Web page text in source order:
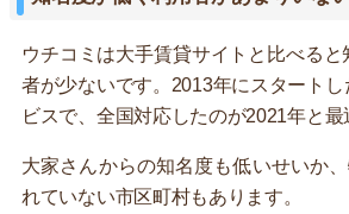
ウチコミは大手賃貸サイトと比べると
者が少ないです。2013年にスタート
ビスで、全国対応したのが2021年と最
大家さんからの知名度も低いせいか
れていない市区町村もあります。